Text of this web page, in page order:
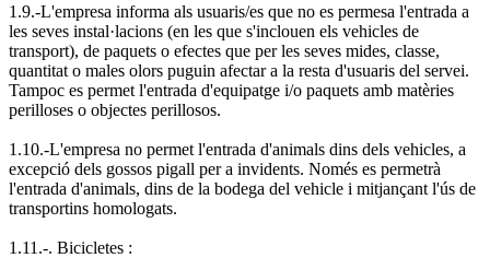
1.9.-L'empresa informa als usuaris/es que no es permesa l'entrada a
les seves instal·lacions (en les que s'inclouen els vehicles de
transport), de paquets o efectes que per les seves mides, classe,
quantitat o males olors puguin afectar a la resta d'usuaris del servei.
Tampoc es permet l'entrada d'equipatge i/o paquets amb matèries
perilloses o objectes perillosos.
1.10.-L'empresa no permet l'entrada d'animals dins dels vehicles, a
excepció dels gossos pigall per a invidents. Només es permetrà
l'entrada d'animals, dins de la bodega del vehicle i mitjançant l'ús de
transportins homologats.
1.11.-. Bicicletes :